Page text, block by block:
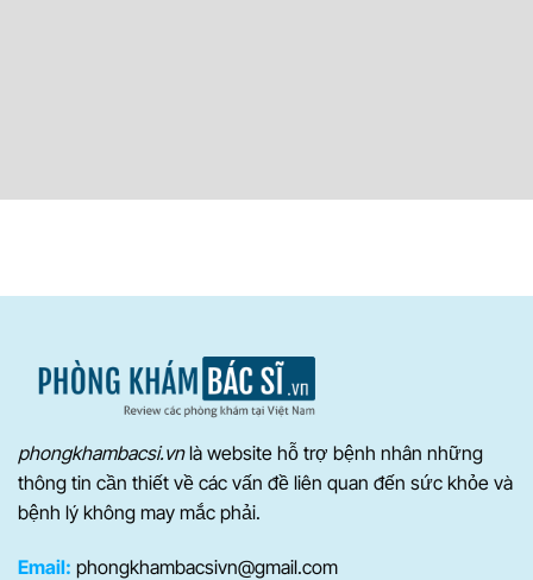
phongkhambacsi.vnlà website hỗ trợ bệnh nhân những
thông tin cần thiết về các vấn đề liên quan đến sức khỏe và
bệnh lý không may mắc phải.
Email: phongkhambacsivn@gmail.com